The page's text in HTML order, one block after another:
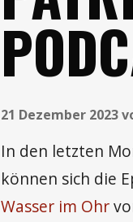
21 Dezember 2023
In den letzten
können sich die
Wasser im Ohr